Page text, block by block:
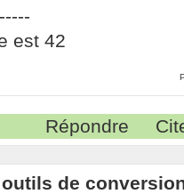
est 42
Répondre
de